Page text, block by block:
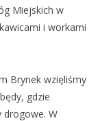
Miejskich w
i workami
Brynek wzięliśmy
gdzie
drogowe. W